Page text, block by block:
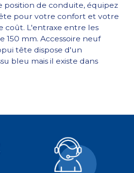
position de conduite, équipez
pour votre confort et votre
coût. L'entraxe entre les
150 mm. Accessoire neuf
tête dispose d'un
bleu mais il existe dans